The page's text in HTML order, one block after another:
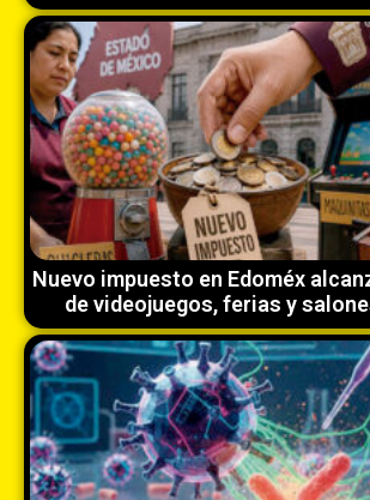
Nuevo impuesto en Edoméx
de videojuegos, ferias y